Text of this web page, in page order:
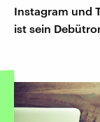
Instagram und
ist sein